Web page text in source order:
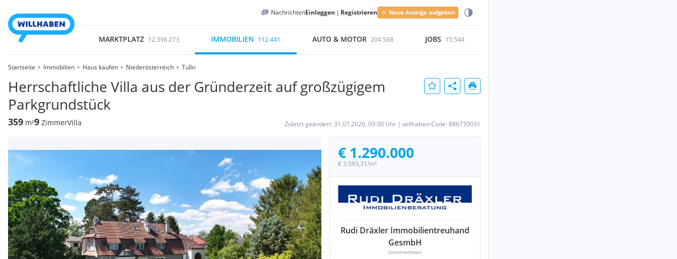
NachrichtenEinloggen | Registrieren Neue Anzeige aufgeben
MARKTPLATZ 12.398.273 IMMOBILIEN 112.441 AUTO & MOTOR 204.568 JOBS 15.544
Startseite Immobilien Haus kaufen Niederösterreich Tulln
Herrschaftliche Villa aus der Gründerzeit auf großzügigem
Parkgrundstück
359 m²9 ZimmerVilla Zuletzt geändert: 31.07.2026, 09:30 Uhr | willhaben-Code: 886770031
€ 1.290.000
€ 3.593,31/m²
Rudi Dräxler Immobilientreuhand
GesmbH
Unternehmen